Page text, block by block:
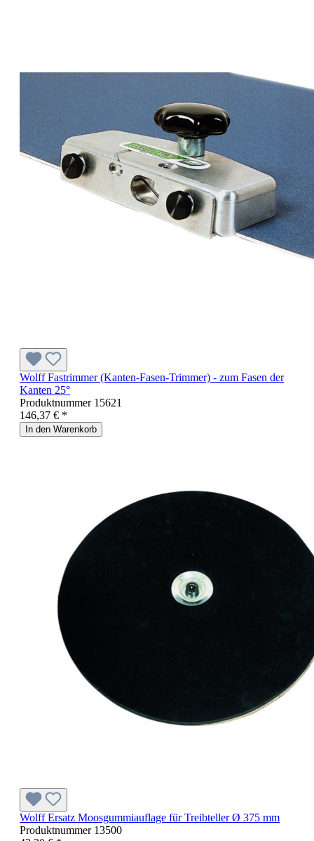
Wolff Fastrimmer (Kanten-Fasen-Trimmer) - zum Fasen der
Kanten 25°
Produktnummer 15621
146,37 € *
In den Warenkorb
Wolff Ersatz Moosgummiauflage für Treibteller Ø 375 mm
Produktnummer 13500